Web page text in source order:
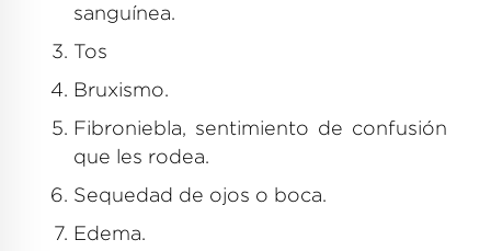
sanguínea.
Tos
Bruxismo.
Fibroniebla, sentimiento de confusión
que les rodea.
Sequedad de ojos o boca.
Edema.